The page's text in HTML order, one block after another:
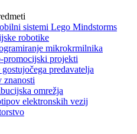
sistemi Lego Mindstorms
robotike
mikrokrmilnika
promocijski projekti
predavatelja
znanosti
omrežja
elektronskih vezij